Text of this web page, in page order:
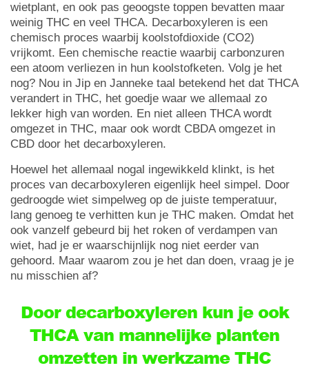
wietplant, en ook pas geoogste toppen bevatten maar
weinig THC en veel THCA. Decarboxyleren is een
chemisch proces waarbij koolstofdioxide (CO2)
vrijkomt. Een chemische reactie waarbij carbonzuren
een atoom verliezen in hun koolstofketen. Volg je het
nog? Nou in Jip en Janneke taal betekend het dat THCA
verandert in THC, het goedje waar we allemaal zo
lekker high van worden. En niet alleen THCA wordt
omgezet in THC, maar ook wordt CBDA omgezet in
CBD door het decarboxyleren.
Hoewel het allemaal nogal ingewikkeld klinkt, is het
proces van decarboxyleren eigenlijk heel simpel. Door
gedroogde wiet simpelweg op de juiste temperatuur,
lang genoeg te verhitten kun je THC maken. Omdat het
ook vanzelf gebeurd bij het roken of verdampen van
wiet, had je er waarschijnlijk nog niet eerder van
gehoord. Maar waarom zou je het dan doen, vraag je je
nu misschien af?
Door decarboxyleren kun je ook
THCA van mannelijke planten
omzetten in werkzame THC